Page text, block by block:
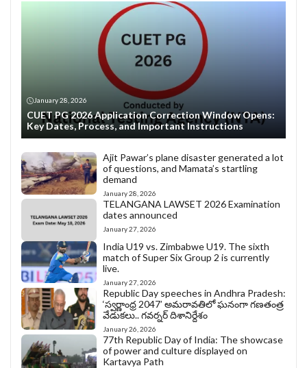
January 28, 2026
CUET PG 2026 Application Correction Window Opens:
Key Dates, Process, and Important Instructions
Ajit Pawar’s plane disaster generated a lot
of questions, and Mamata’s startling
demand
January 28, 2026
TELANGANA LAWSET 2026 Examination
dates announced
January 27, 2026
India U19 vs. Zimbabwe U19. The sixth
match of Super Six Group 2 is currently
live.
January 27, 2026
Republic Day speeches in Andhra Pradesh:
‘స్వర్ణాంధ్ర 2047’ అమరావతిలో ఘనంగా గణతంత్ర
వేడుకలు.. గవర్నర్ దిశానిర్దేశం
January 26, 2026
77th Republic Day of India: The showcase
of power and culture displayed on
Kartavya Path